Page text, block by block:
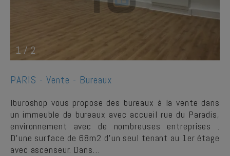
1 / 2
PARIS - Vente - Bureaux
Iburoshop vous propose des bureaux à la vente dans
un immeuble de bureaux avec accueil rue du Paradis,
environnement avec de nombreuses entreprises .
D'une surface de 68m2 d'un seul tenant au 1er étage
avec ascenseur. Dans…